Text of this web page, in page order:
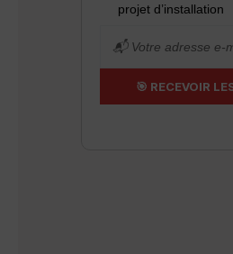
projet d’installation